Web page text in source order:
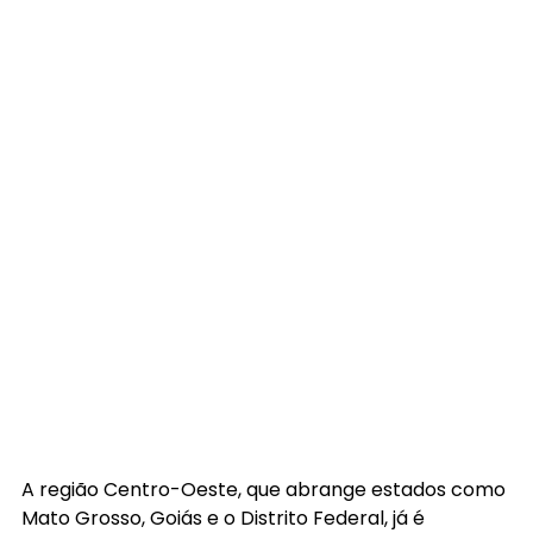
A região Centro-Oeste, que abrange estados como
Mato Grosso, Goiás e o Distrito Federal, já é